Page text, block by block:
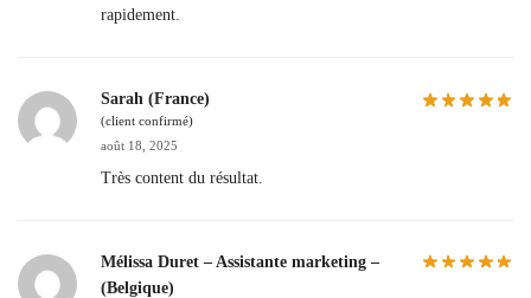
rapidement.
Sarah (France)
(client confirmé)
août 18, 2025
Très content du résultat.
Mélissa Duret – Assistante marketing –
(Belgique)